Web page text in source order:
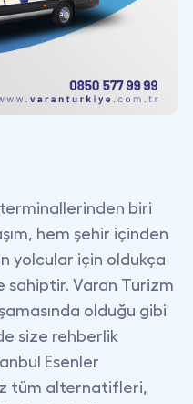
terminallerinden biri
, hem şehir içinden
yolcular için oldukça
sahiptir. Varan Turizm
olduğu gibi
size rehberlik
Esenler
tüm alternatifleri,